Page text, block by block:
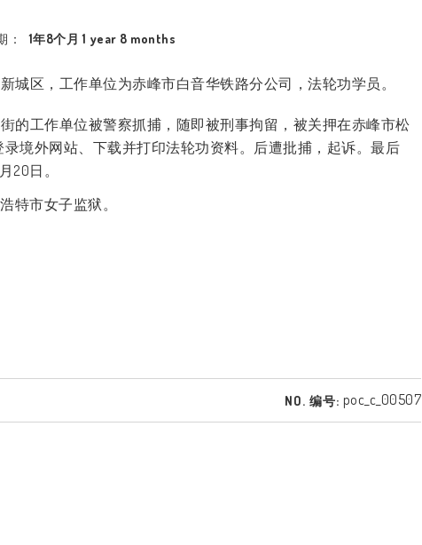
： 1年8个月 1 year 8 months
城区，工作单位为赤峰市白音华铁路分公司，法轮功学员。
的工作单位被警察抓捕，随即被刑事拘留，被关押在赤峰市松
境外网站、下载并打印法轮功资料。后遭批捕，起诉。最后
月 20日。
特市女子监狱。
NO. 编号: poc_c_00507